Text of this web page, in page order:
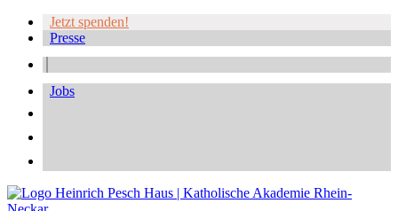
Jetzt spenden!
Presse
Jobs